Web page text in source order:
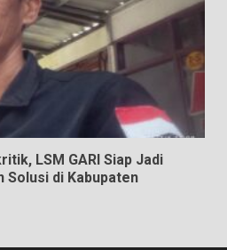
LSM GARI Siap Jadi
Solusi di Kabupaten